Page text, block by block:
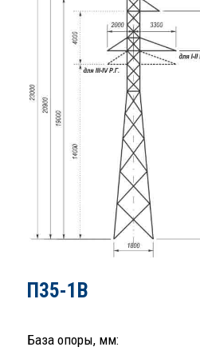
П35-1В
База опоры, мм: